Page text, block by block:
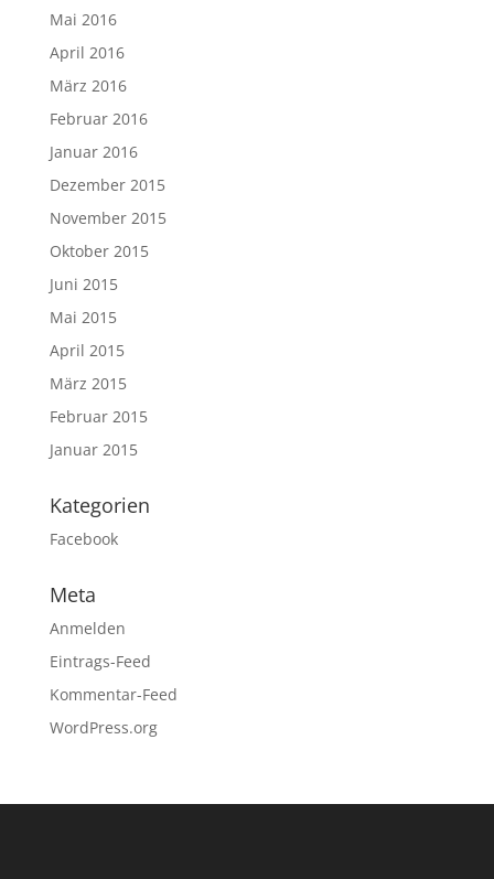
Mai 2016
April 2016
März 2016
Februar 2016
Januar 2016
Dezember 2015
November 2015
Oktober 2015
Juni 2015
Mai 2015
April 2015
März 2015
Februar 2015
Januar 2015
Kategorien
Facebook
Meta
Anmelden
Eintrags-Feed
Kommentar-Feed
WordPress.org